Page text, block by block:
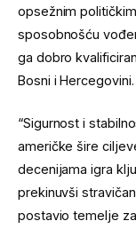
opsežnim
sposobnošću
ga dobro
Bosni i Hercegovini.
“Sigurnost i
američke šire
decenijama igra
prekinuvši
postavio temelje